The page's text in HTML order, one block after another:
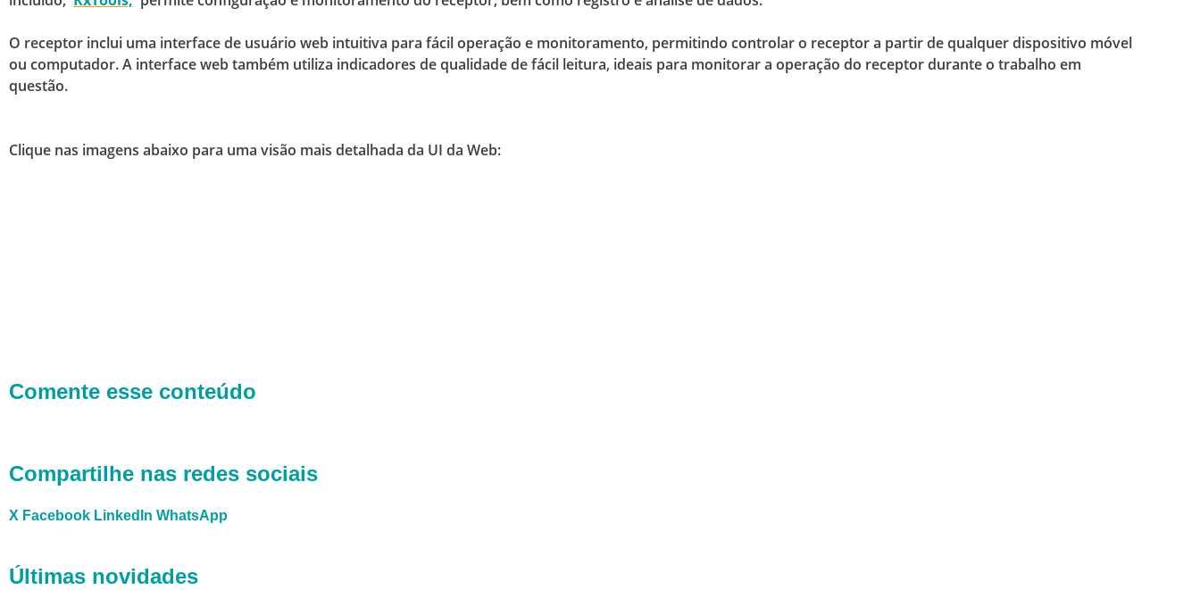
O receptor inclui uma interface de usuário web intuitiva para fácil operação e monitoramento, permitindo controlar o receptor a partir de qualquer dispositivo móvel
ou computador.A interface web também utiliza indicadores de qualidade de fácil leitura, ideais para monitorar a operação do receptor durante o trabalho em
questão.
Clique nas imagens abaixo para uma visão mais detalhada da UI da Web:
Comente esse conteúdo
Compartilhe nas redes sociais
X Facebook LinkedIn WhatsApp
Últimas novidades